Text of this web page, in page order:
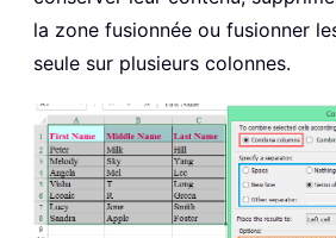
la zone fusionnée ou fusionner
seule sur plusieurs colonnes.